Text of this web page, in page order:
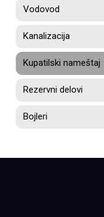
Vodovod
Kanalizacija
Kupatilski nameštaj
Rezervni delovi
Bojleri